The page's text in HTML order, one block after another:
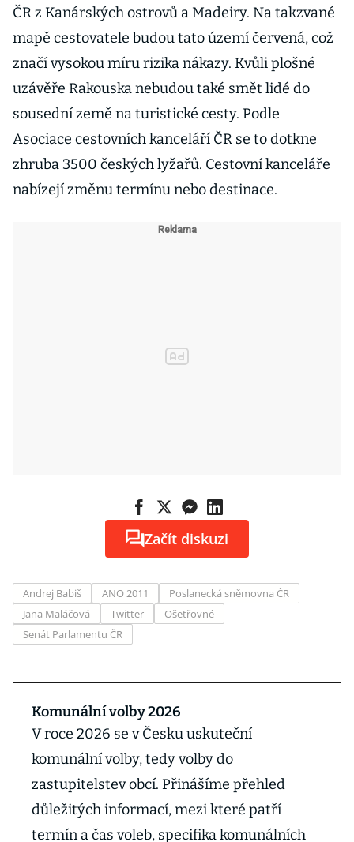
ČR z Kanárských ostrovů a Madeiry. Na takzvané
mapě cestovatele budou tato území červená, což
značí vysokou míru rizika nákazy. Kvůli plošné
uzávěře Rakouska nebudou také smět lidé do
sousední země na turistické cesty. Podle
Asociace cestovních kanceláří ČR se to dotkne
zhruba 3500 českých lyžařů. Cestovní kanceláře
nabízejí změnu termínu nebo destinace.
Začít diskuzi
Andrej Babiš ANO 2011
Poslanecká sněmovna ČR
Jana Maláčová
Twitter
Ošetřovné
Senát Parlamentu ČR
Komunální volby 2026
V roce 2026 se v Česku uskuteční
komunální volby, tedy volby do
zastupitelstev obcí. Přinášíme přehled
důležitých informací, mezi které patří
termín a čas voleb, specifika komunálních